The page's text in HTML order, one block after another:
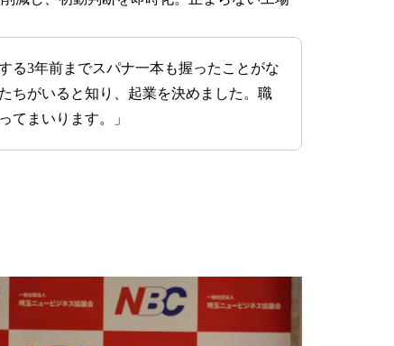
る3年前までスパナ一本も握ったことがな
ちがいると知り、起業を決めました。職
てまいります。」